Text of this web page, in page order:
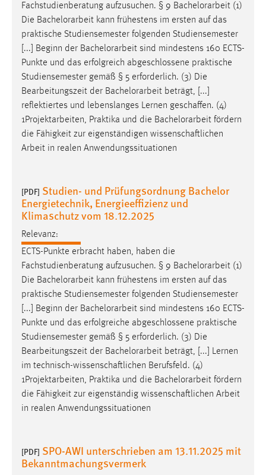
Fachstudienberatung aufzusuchen. § 9 Bachelorarbeit (1)
Die Bachelorarbeit kann frühestens im ersten auf das
praktische Studiensemester folgenden Studiensemester
[...] Beginn der Bachelorarbeit sind mindestens 160 ECTS-
Punkte und das erfolgreich abgeschlossene praktische
Studiensemester gemäß § 5 erforderlich. (3) Die
Bearbeitungszeit der Bachelorarbeit beträgt, [...]
reflektiertes und lebenslanges Lernen geschaffen. (4)
1Projektarbeiten, Praktika und die Bachelorarbeit fördern
die Fähigkeit zur eigenständigen wissenschaftlichen
Arbeit in realen Anwendungssituationen
[PDF] Studien- und Prüfungsordnung Bachelor
Energietechnik, Energieeffizienz und
Klimaschutz vom 18.12.2025
Relevanz:
ECTS-Punkte erbracht haben, haben die
Fachstudienberatung aufzusuchen. § 9 Bachelorarbeit (1)
Die Bachelorarbeit kann frühestens im ersten auf das
praktische Studiensemester folgenden Studiensemester
[...] Beginn der Bachelorarbeit sind mindestens 160 ECTS-
Punkte und das erfolgreiche abgeschlossene praktische
Studiensemester gemäß § 5 erforderlich. (3) Die
Bearbeitungszeit der Bachelorarbeit beträgt, [...] Lernen
im technisch-wissenschaftlichen Berufsfeld. (4)
1Projektarbeiten, Praktika und die Bachelorarbeit fördern
die Fähigkeit zur eigenständig wissenschaftlichen Arbeit
in realen Anwendungssituationen
[PDF] SPO-AWI unterschrieben am 13.11.2025 mit
Bekanntmachungsvermerk
gespeichert, ob man eingeloggt ist.
Sprachpräferenz
Name:
site-language-preference
Zweck:
Das Cookie speichert die gewählte Sprache der Website.
Cookie Laufzeit:
30 Tage
Chat
Name:
MibewSessionID, MIBEW_UserID, mibew_locale, mibew-
chat-frame-style-5e9dbeb1811c0446
Zweck:
Wird benötigt um die Chatfunktion nutzen zu können.
Cookie Laufzeit:
MibewSessionID, mibew-chat-frame-style-
5e9dbeb1811c0446 = Sitzungslaufzeit, mibew_locale = 3
Jahre, MIBEW_UserID = 1 Jahr
Login
Name:
fe_user, be_user, be_lastLoginProvider
einloggen zu können.
Cookie Laufzeit: